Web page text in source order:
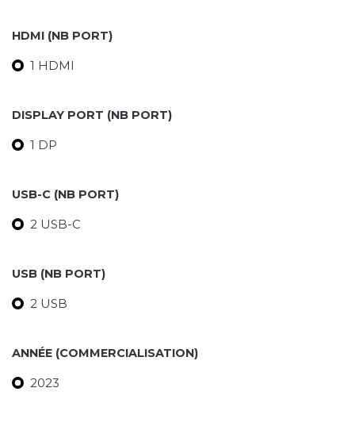
HDMI (NB PORT)
1 HDMI
DISPLAY PORT (NB PORT)
1 DP
USB-C (NB PORT)
2 USB-C
USB (NB PORT)
2 USB
ANNÉE (COMMERCIALISATION)
2023